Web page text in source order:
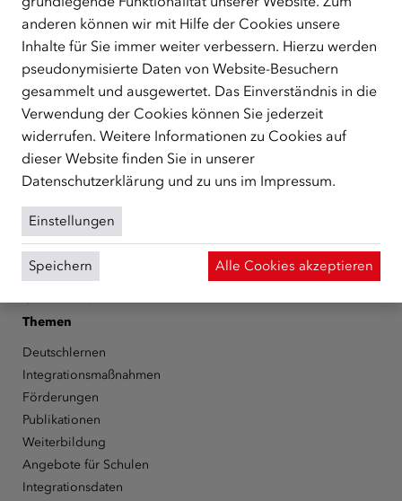
Republik Österreich, der Flüchtlinge, subsidiär
Schutzberechtigte, Vertriebene sowie Zuwander/innen als
zentrale Anlaufstelle bei der Integration in Österreich
unterstützt.mehr
FacebookYouTubeInstagramLinkedIn
Über den ÖIF
Der Österreichische Integrationsfonds (ÖIF)
Organigramm
Presse
Informationen erhalten
Karriere
Themen
Deutschlernen
Integrationsmaßnahmen
Förderungen
Publikationen
Weiterbildung
Angebote für Schulen
Integrationsdaten
anderen können wir mit Hilfe der Cookies unsere
Inhalte für Sie immer weiter verbessern. Hierzu werden
pseudonymisierte Daten von Website-Besuchern
gesammelt und ausgewertet. Das Einverständnis in die
Verwendung der Cookies können Sie jederzeit
widerrufen. Weitere Informationen zu Cookies auf
dieser Website finden Sie in unserer
Datenschutzerklärung und zu uns im Impressum.
Einstellungen
Speichern Alle Cookies akzeptieren